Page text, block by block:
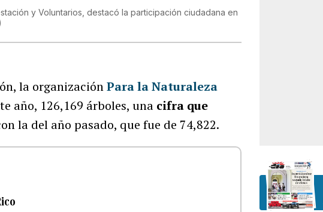
y Voluntarios, destacó la participación ciudadana en
la organizaciónPara la Naturaleza
año, 126,169 árboles, una cifra que
la del año pasado, que fue de 74,822.